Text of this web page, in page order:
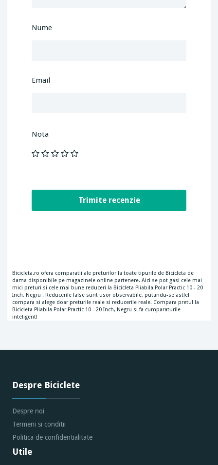
Nume
Email
Nota
Bicicleta.ro ofera comparatii ale preturilor la toate tipurile de Bicicleta de
dama disponibile pe magazinele online partenere. Aici se pot gasi cele mai
mici preturi si cele mai bune reduceri la Bicicleta Pliabila Polar Practic 10 - 20
Inch, Negru . Reducerile false sunt usor observabile, putandu-se astfel
compara si alege doar preturile reale si reducerile reale. Compara pretul la
Bicicleta Pliabila Polar Practic 10 - 20 Inch, Negru si fa cumparaturile
inteligent!
Despre Biciclete
Despre noi
Termeni si conditii
Politica de confidentialitate
Utile